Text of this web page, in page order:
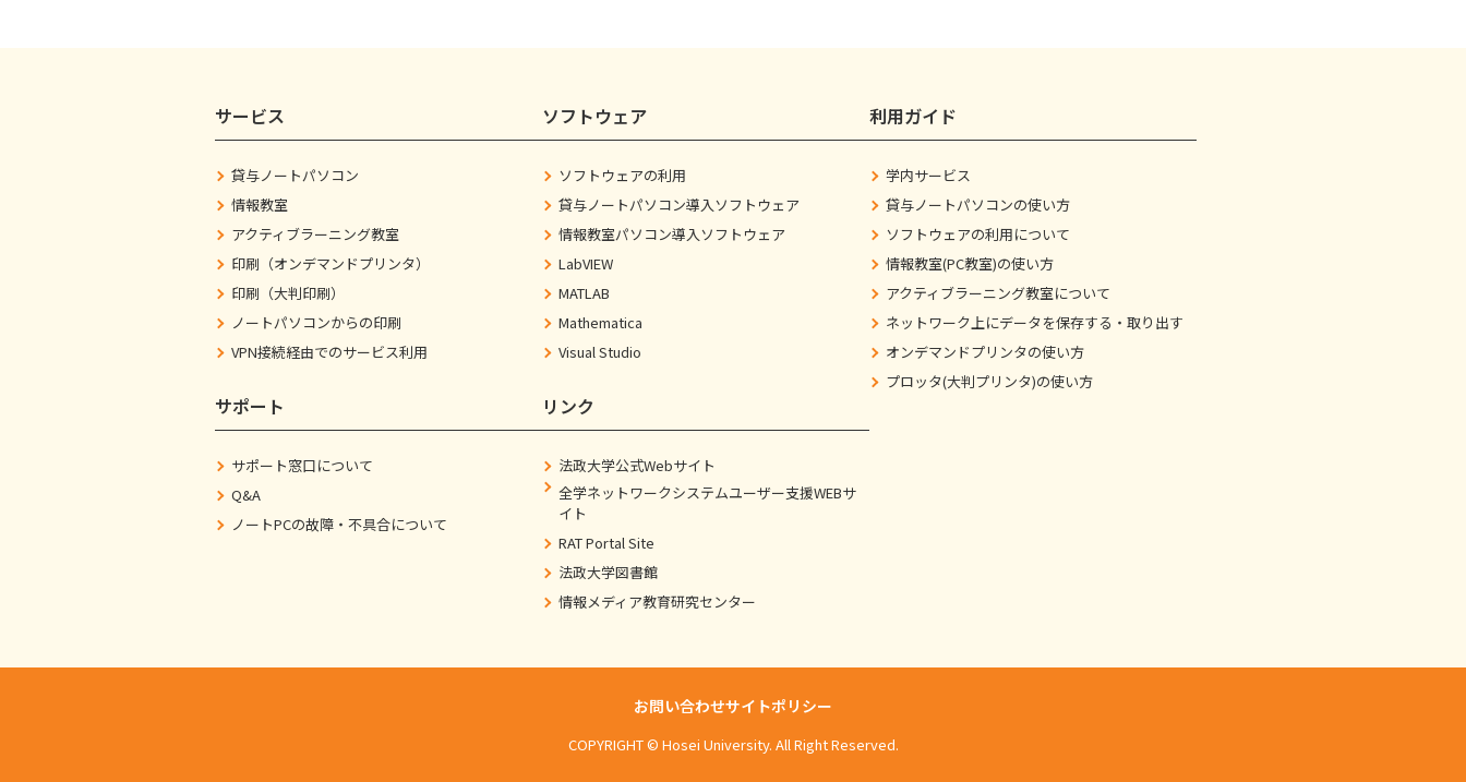
サービス
貸与ノートパソコン
情報教室
アクティブラーニング教室
印刷（オンデマンドプリンタ）
印刷（大判印刷）
ノートパソコンからの印刷
VPN接続経由でのサービス利用
ソフトウェア
ソフトウェアの利用
貸与ノートパソコン導入ソフトウェア
情報教室パソコン導入ソフトウェア
LabVIEW
MATLAB
Mathematica
Visual Studio
利用ガイド
学内サービス
貸与ノートパソコンの使い方
ソフトウェアの利用について
情報教室(PC教室)の使い方
アクティブラーニング教室について
ネットワーク上にデータを保存する・取り出す
オンデマンドプリンタの使い方
プロッタ(大判プリンタ)の使い方
サポート
サポート窓口について
Q&A
ノートPCの故障・不具合について
リンク
法政大学公式Webサイト
全学ネットワークシステムユーザー支援WEBサ
イト
RAT Portal Site
法政大学図書館
情報メディア教育研究センター
お問い合わせサイトポリシー
COPYRIGHT © Hosei University. All Right Reserved.